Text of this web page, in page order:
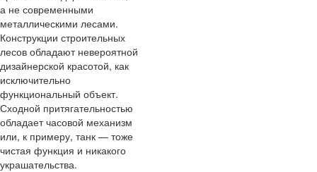
а не современными
металлическими лесами.
Конструкции строительных
лесов обладают невероятной
дизайнерской красотой, как
исключительно
функциональный объект.
Сходной притягательностью
обладает часовой механизм
или, к примеру, танк — тоже
чистая функция и никакого
украшательства.